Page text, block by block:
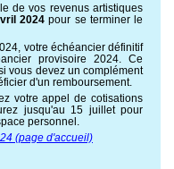
de vos revenus artistiques
2024 pour se terminer le
votre échéancier définitif
provisoire 2024. Ce
vous devez un complément
d'un remboursement.
votre appel de cotisations
jusqu'au 15 juillet pour
personnel.
(page d'accueil)